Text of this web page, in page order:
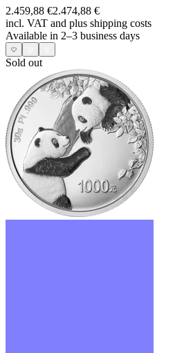
2.459,88 €2.474,88 €
incl. VAT and plus shipping costs
Available in 2–3 business days
Sold out